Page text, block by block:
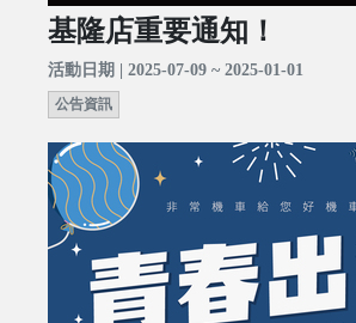
基隆店重要通知！
活動日期 | 2025-07-09 ~ 2025-01-01
公告資訊